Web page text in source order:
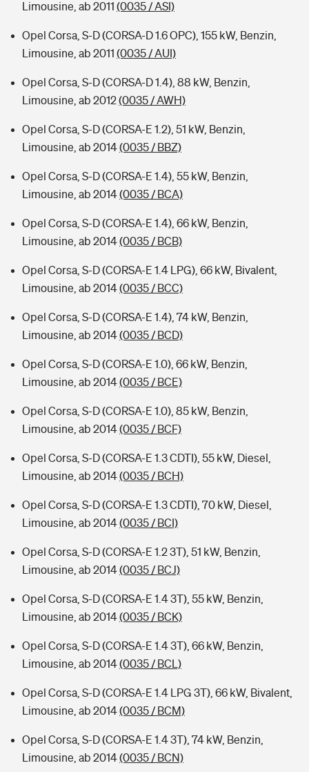
Limousine, ab 2011 (0035 / ASI)
Opel Corsa, S-D (CORSA-D 1.6 OPC), 155 kW, Benzin,
Limousine, ab 2011 (0035 / AUI)
Opel Corsa, S-D (CORSA-D 1.4), 88 kW, Benzin,
Limousine, ab 2012(0035 / AWH)
Opel Corsa, S-D (CORSA-E 1.2), 51 kW, Benzin,
Limousine, ab 2014(0035 / BBZ)
Opel Corsa, S-D (CORSA-E 1.4), 55 kW, Benzin,
Limousine, ab 2014(0035 / BCA)
Opel Corsa, S-D (CORSA-E 1.4), 66 kW, Benzin,
Limousine, ab 2014(0035 / BCB)
Opel Corsa, S-D (CORSA-E 1.4 LPG), 66 kW, Bivalent,
Limousine, ab 2014(0035 / BCC)
Opel Corsa, S-D (CORSA-E 1.4), 74 kW, Benzin,
Limousine, ab 2014(0035 / BCD)
Opel Corsa, S-D (CORSA-E 1.0), 66 kW, Benzin,
Limousine, ab 2014(0035 / BCE)
Opel Corsa, S-D (CORSA-E 1.0), 85 kW, Benzin,
Limousine, ab 2014(0035 / BCF)
Opel Corsa, S-D (CORSA-E 1.3 CDTI), 55 kW, Diesel,
Limousine, ab 2014(0035 / BCH)
Opel Corsa, S-D (CORSA-E 1.3 CDTI), 70 kW, Diesel,
Limousine, ab 2014(0035 / BCI)
Opel Corsa, S-D (CORSA-E 1.2 3T), 51 kW, Benzin,
Limousine, ab 2014(0035 / BCJ)
Opel Corsa, S-D (CORSA-E 1.4 3T), 55 kW, Benzin,
Limousine, ab 2014(0035 / BCK)
Opel Corsa, S-D (CORSA-E 1.4 3T), 66 kW, Benzin,
Limousine, ab 2014(0035 / BCL)
Opel Corsa, S-D (CORSA-E 1.4 LPG 3T), 66 kW, Bivalent,
Limousine, ab 2014(0035 / BCM)
Opel Corsa, S-D (CORSA-E 1.4 3T), 74 kW, Benzin,
Limousine, ab 2014(0035 / BCN)